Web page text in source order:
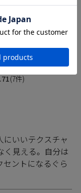
ウエア」です。
7
にいいテクスチャ
く見える。自分は
ントになるぐら